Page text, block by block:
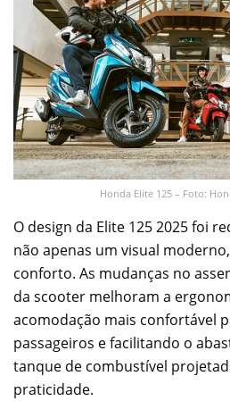
Honda Elite 125 – Foto:
O design da Elite 125 2025 foi
não apenas um visual
conforto. As mudanças no
da scooter melhoram a
acomodação mais confortável
passageiros e facilitando o
tanque de combustível
praticidade.